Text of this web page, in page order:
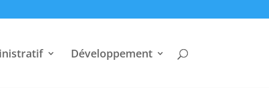
Développement